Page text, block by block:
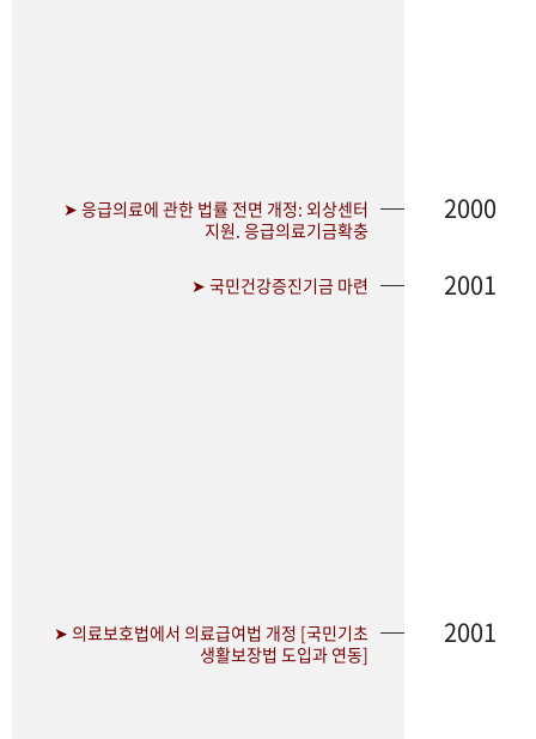
➤ 응급의료에 관한 법률 전면 개정: 외상센터
지원. 응급의료기금확충
2000
➤ 국민건강증진기금 마련 2001
➤ 의료보호법에서 의료급여법 개정 [국민기초
생활보장법 도입과 연동]
2001